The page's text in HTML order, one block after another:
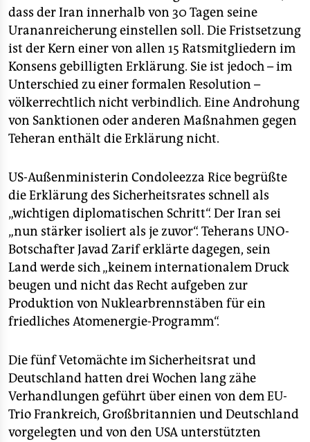
genossenschaft
epaper login
dass der Iran innerhalb von 30 Tagen seine
Urananreicherung einstellen soll. Die Fristsetzung
ist der Kern einer von allen 15 Ratsmitgliedern im
Konsens gebilligten Erklärung. Sie ist jedoch – im
Unterschied zu einer formalen Resolution –
völkerrechtlich nicht verbindlich. Eine Androhung
von Sanktionen oder anderen Maßnahmen gegen
Teheran enthält die Erklärung nicht.
US-Außenministerin Condoleezza Rice begrüßte
die Erklärung des Sicherheitsrates schnell als
„wichtigen diplomatischen Schritt“. Der Iran sei
„nun stärker isoliert als je zuvor“. Teherans UNO-
Botschafter Javad Zarif erklärte dagegen, sein
Land werde sich „keinem internationalem Druck
beugen und nicht das Recht aufgeben zur
Produktion von Nuklearbrennstäben für ein
friedliches Atomenergie-Programm“.
Die fünf Vetomächte im Sicherheitsrat und
Deutschland hatten drei Wochen lang zähe
Verhandlungen geführt über einen von dem EU-
Trio Frankreich, Großbritannien und Deutschland
vorgelegten und von den USA unterstützten